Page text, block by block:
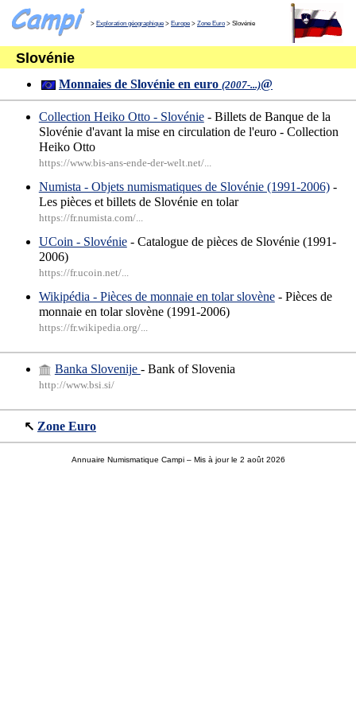
> Exploration géographique > Europe > Zone Euro > Slovénie
Slovénie
Monnaies de Slovénie en euro (2007-...)@
Collection Heiko Otto - Slovénie- Billets de Banque de la
Slovénie d'avant la mise en circulation de l'euro - Collection
Heiko Otto
https://www.bis-ans-ende-der-welt.net/...
Numista - Objets numismatiques de Slovénie (1991-2006)-
Les pièces et billets de Slovénie en tolar
https://fr.numista.com/...
UCoin - Slovénie- Catalogue de pièces de Slovénie (1991-
2006)
https://fr.ucoin.net/...
Wikipédia - Pièces de monnaie en tolar slovène- Pièces de
monnaie en tolar slovène (1991-2006)
https://fr.wikipedia.org/...
Banka Slovenije - Bank of Slovenia
http://www.bsi.si/
↖ Zone Euro
Annuaire Numismatique Campi– Mis à jour le 2 août 2026